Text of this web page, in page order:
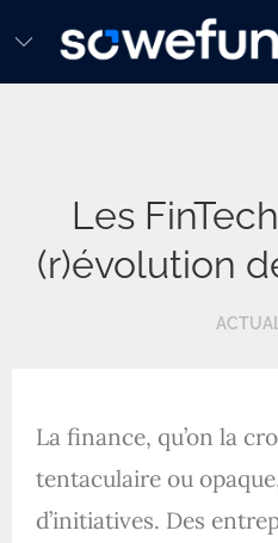
to
Les
(r)évolution
La finance, qu’on la
tentaculaire ou
d’initiatives. Des